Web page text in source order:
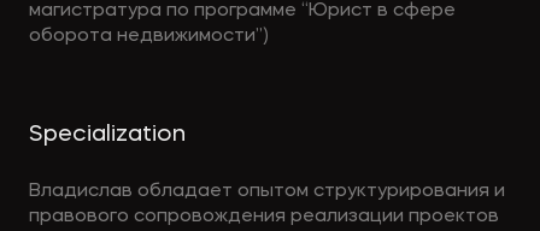
магистратура по программе “Юрист в сфере
оборота недвижимости”)
Specialization
Владислав обладает опытом структурирования и
правового сопровождения реализации проектов